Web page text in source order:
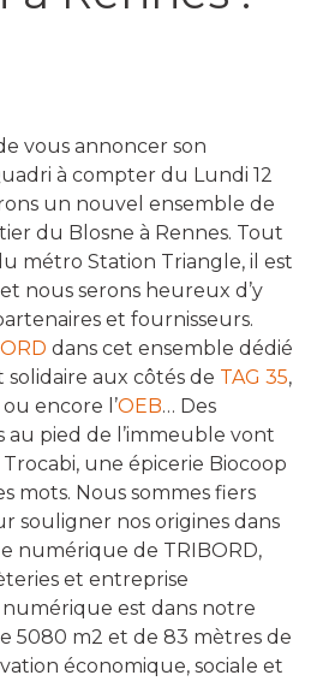
vous annoncer son
à compter du Lundi 12
un nouvel ensemble de
du Blosne à Rennes. Tout
métro Station Triangle, il est
nous serons heureux d’y
et fournisseurs.
dans cet ensemble dédié
solidaire aux côtés de TAG 35,
ou encore l’OEB… Des
au pied de l’immeuble vont
une épicerie Biocoop
mots. Nous sommes fiers
souligner nos origines dans
numérique de TRIBORD,
et entreprise
numérique est dans notre
5080 m2 et de 83 mètres de
économique, sociale et